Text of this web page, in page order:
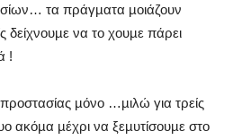
τα πράγµατα µοιάζουν
δείχνουµε να το χουµε πάρει
!
µόνο …µιλώ για τρείς
ακόµα µέχρι να ξεµυτίσουµε στο